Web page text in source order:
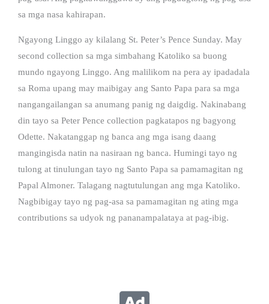
sa mga nasa kahirapan.
Ngayong Linggo ay kilalang St. Peter’s Pence Sunday. May
second collection sa mga simbahang Katoliko sa buong
mundo ngayong Linggo. Ang malilikom na pera ay ipadadala
sa Roma upang may maibigay ang Santo Papa para sa mga
nangangailangan sa anumang panig ng daigdig. Nakinabang
din tayo sa Peter Pence collection pagkatapos ng bagyong
Odette. Nakatanggap ng banca ang mga isang daang
mangingisda natin na nasiraan ng banca. Humingi tayo ng
tulong at tinulungan tayo ng Santo Papa sa pamamagitan ng
Papal Almoner. Talagang nagtutulungan ang mga Katoliko.
Nagbibigay tayo ng pag-asa sa pamamagitan ng ating mga
contributions sa udyok ng pananampalataya at pag-ibig.